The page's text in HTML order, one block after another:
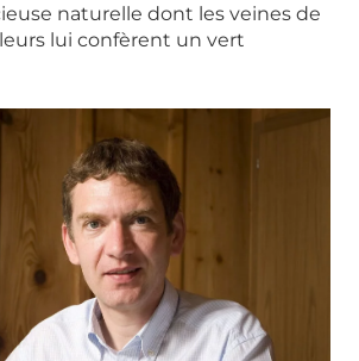
naturelle dont les veines de
lui confèrent un vert